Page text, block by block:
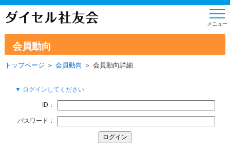
会員動向
トップページ ＞ 会員動向 ＞ 会員動向詳細
▼ ログインしてください
ID：
パスワード：